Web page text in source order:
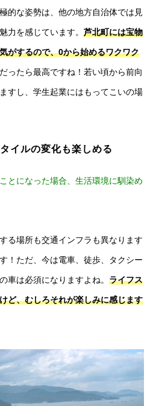
的な姿勢は、他の地方自治体では見
力を感じています。 芦北町には宝物
がするので、0から始めるワクワク
ったら最高ですね！若い頃から前向
すし、学生起業にはもってこいの場
イルの変化も楽しめる
になった場合、生活環境に馴染め
る場所も交通インフラも異なります
！ただ、今は電車、徒歩、タクシー
車は必須になりますよね。 ライフス
ど、むしろそれが楽しみに感じます